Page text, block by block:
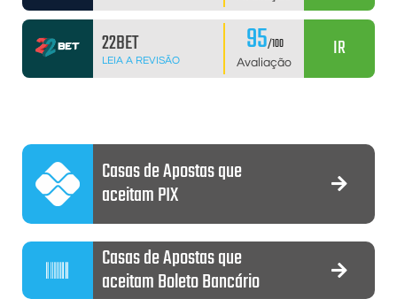
22BET
LEIA A REVISÃO 95/100
Avaliação
IR
Casas de Apostas que
aceitam PIX
Casas de Apostas que
aceitam Boleto Bancário